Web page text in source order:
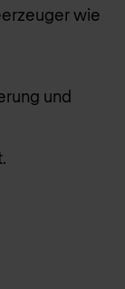
wie
und